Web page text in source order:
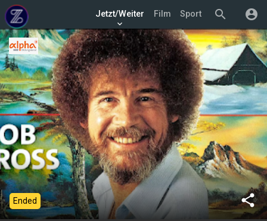
search account_circle
Jetzt/Weiter
keyboard_arrow_down
Film Sport
share
Ended